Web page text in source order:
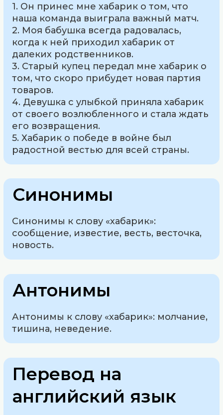
1. Он принес мне хабарик о том, что
наша команда выиграла важный матч.
2. Моя бабушка всегда радовалась,
когда к ней приходил хабарик от
далеких родственников.
3. Старый купец передал мне хабарик о
том, что скоро прибудет новая партия
товаров.
4. Девушка с улыбкой приняла хабарик
от своего возлюбленного и стала ждать
его возвращения.
5. Хабарик о победе в войне был
радостной вестью для всей страны.
Синонимы
Синонимы к слову «хабарик»:
сообщение, известие, весть, весточка,
новость.
Антонимы
Антонимы к слову «хабарик»: молчание,
тишина, неведение.
Перевод на
английский язык